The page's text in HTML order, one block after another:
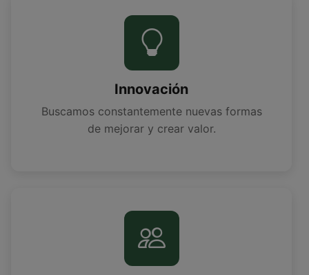
Innovación
Buscamos constantemente nuevas formas
de mejorar y crear valor.